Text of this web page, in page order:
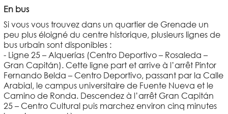
En bus
Si vous vous trouvez dans un quartier de Grenade un
peu plus éloigné du centre historique, plusieurs lignes de
bus urbain sont disponibles :
- Ligne 25 – Alquerías (Centro Deportivo – Rosaleda –
Gran Capitán). Cette ligne part et arrive à l’arrêt Pintor
Fernando Belda – Centro Deportivo, passant par la Calle
Arabial, le campus universitaire de Fuente Nueva et le
Camino de Ronda. Descendez à l’arrêt Gran Capitán
25 – Centro Cultural puis marchez environ cinq minutes